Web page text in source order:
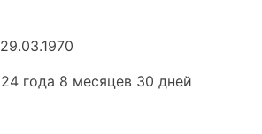
29.03.1970
24 года 8 месяцев 30 дней